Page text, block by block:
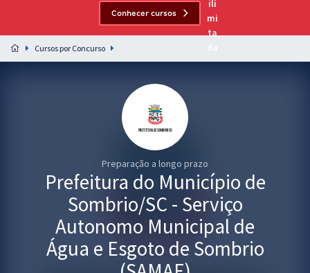
Preparação completa e intensiva para as principais
residências em saúde do Brasil
Mentorias
Conhecer cursos
Cursos por Concurso
Preparação a longo prazo
Prefeitura do Município de
Sombrio/SC - Serviço
Autonomo Municipal de
Água e Esgoto de Sombrio